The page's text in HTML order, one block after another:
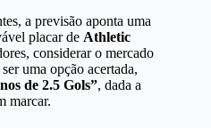
a previsão aponta uma
placar de Athletic
considerar o mercado
uma opção acertada,
de 2.5 Gols”, dada a
marcar.